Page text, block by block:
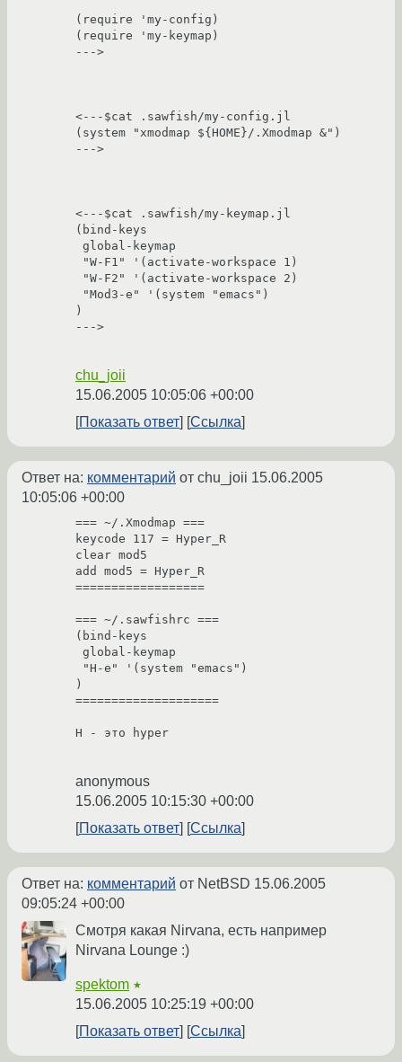
(require 'my-config)
(require 'my-keymap)
--->
<---$cat .sawfish/my-config.jl
(system "xmodmap ${HOME}/.Xmodmap &")
--->
<---$cat .sawfish/my-keymap.jl
(bind-keys
)
--->
chu_joii
15.06.2005 10:05:06 +00:00
Показать ответ
Ссылка
Ответ на: комментарий от chu_joii 15.06.2005
10:05:06 +00:00
=== ~/.Xmodmap ===
keycode 117 = Hyper_R
clear mod5
add mod5 = Hyper_R
==================
=== ~/.sawfishrc ===
(bind-keys
)
====================
H - это hyper
anonymous
15.06.2005 10:15:30 +00:00
Показать ответ
Ссылка
Ответ на: комментарий от NetBSD 15.06.2005
09:05:24 +00:00
Смотря какая Nirvana, есть например
Nirvana Lounge :)
spektom ★
15.06.2005 10:25:19 +00:00
Показать ответ
Ссылка